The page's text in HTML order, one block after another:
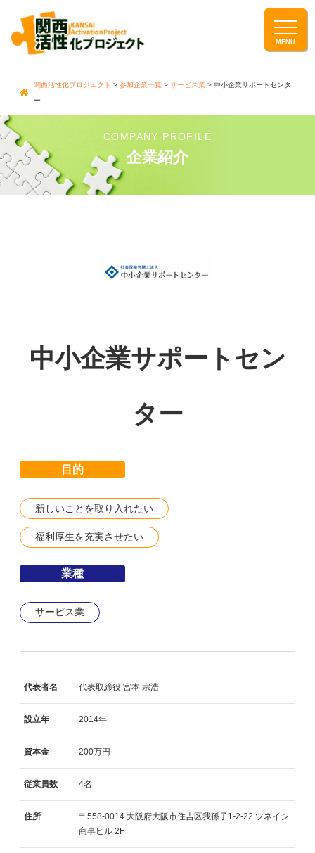
関西活性化プロジェクト > 参加企業一覧 > サービス業 > 中小企業サポートセンタ
ー
COMPANY PROFILE
企業紹介
中小企業サポートセン
ター
目的
新しいことを取り入れたい
福利厚生を充実させたい
業種
サービス業
代表者名 代表取締役 宮本 宗浩
設立年 2014年
資本金 200万円
従業員数 4名
住所 〒558-0014 大阪府大阪市住吉区我孫子1-2-22 ツネイシ
商事ビル 2F